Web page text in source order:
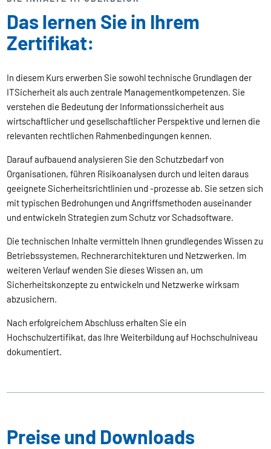
Das lernen Sie in Ihrem
Zertifikat:
In diesem Kurs erwerben Sie sowohl technische Grundlagen der
ITSicherheit als auch zentrale Managementkompetenzen. Sie
verstehen die Bedeutung der Informationssicherheit aus
wirtschaftlicher und gesellschaftlicher Perspektive und lernen die
relevanten rechtlichen Rahmenbedingungen kennen.
Darauf aufbauend analysieren Sie den Schutzbedarf von
Organisationen, führen Risikoanalysen durch und leiten daraus
geeignete Sicherheitsrichtlinien und -prozesse ab. Sie setzen sich
mit typischen Bedrohungen und Angriffsmethoden auseinander
und entwickeln Strategien zum Schutz vor Schadsoftware.
Die technischen Inhalte vermitteln Ihnen grundlegendes Wissen zu
Betriebssystemen, Rechnerarchitekturen und Netzwerken. Im
weiteren Verlauf wenden Sie dieses Wissen an, um
Sicherheitskonzepte zu entwickeln und Netzwerke wirksam
abzusichern.
Nach erfolgreichem Abschluss erhalten Sie ein
Hochschulzertifikat, das Ihre Weiterbildung auf Hochschulniveau
dokumentiert.
Preise und Downloads